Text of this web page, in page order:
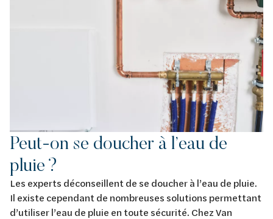
Peut-on se doucher à l’eau de
pluie ?
Les experts déconseillent de se doucher à l’eau de pluie.
Il existe cependant de nombreuses solutions permettant
d’utiliser l’eau de pluie en toute sécurité. Chez Van